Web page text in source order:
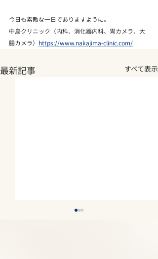
今日も素敵な一日でありますように。
中島クリニック（内科、消化器内科、胃カメラ、大
腸カメラ） https://www.nakajima-clinic.com/
最新記事 すべて表示